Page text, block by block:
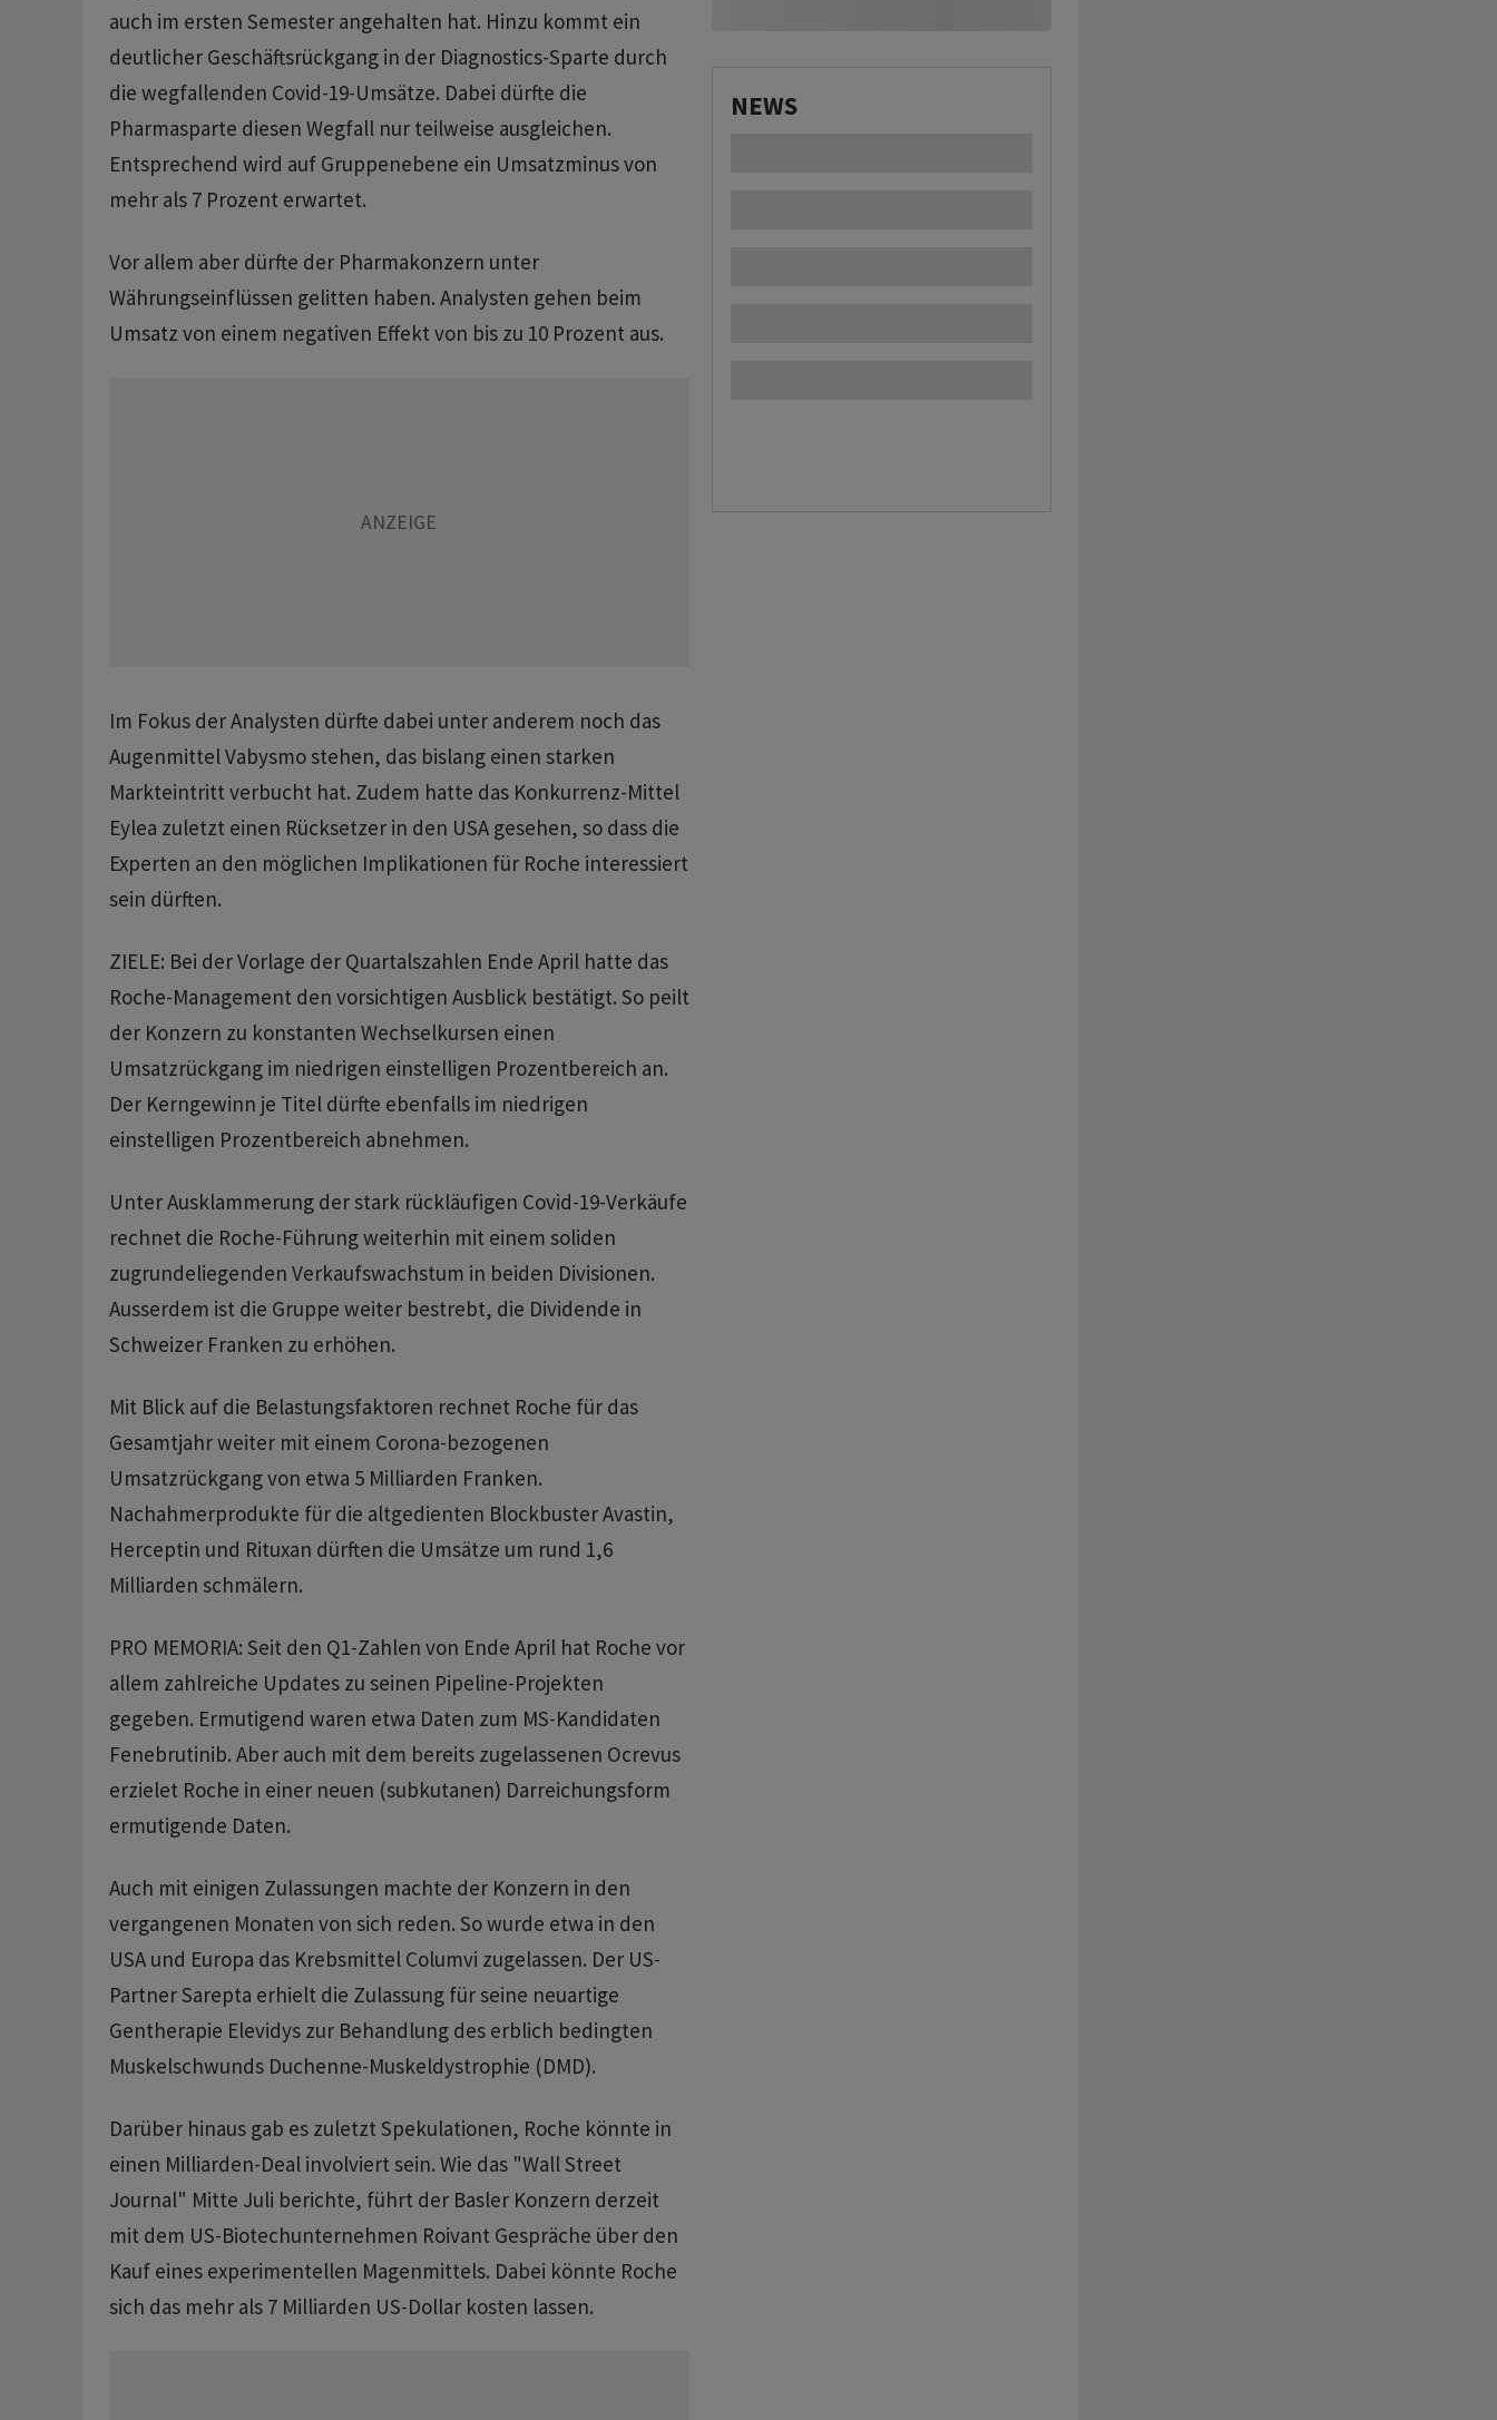
auch im ersten Semester angehalten hat. Hinzu kommt ein
deutlicher Geschäftsrückgang in der Diagnostics-Sparte durch
die wegfallenden Covid-19-Umsätze. Dabei dürfte die
Pharmasparte diesen Wegfall nur teilweise ausgleichen.
Entsprechend wird auf Gruppenebene ein Umsatzminus von
mehr als 7 Prozent erwartet.
Vor allem aber dürfte der Pharmakonzern unter
Währungseinflüssen gelitten haben. Analysten gehen beim
Umsatz von einem negativen Effekt von bis zu 10 Prozent aus.
Im Fokus der Analysten dürfte dabei unter anderem noch das
Augenmittel Vabysmo stehen, das bislang einen starken
Markteintritt verbucht hat. Zudem hatte das Konkurrenz-Mittel
Eylea zuletzt einen Rücksetzer in den USA gesehen, so dass die
Experten an den möglichen Implikationen für Roche interessiert
sein dürften.
ZIELE: Bei der Vorlage der Quartalszahlen Ende April hatte das
Roche-Management den vorsichtigen Ausblick bestätigt. So peilt
der Konzern zu konstanten Wechselkursen einen
Umsatzrückgang im niedrigen einstelligen Prozentbereich an.
Der Kerngewinn je Titel dürfte ebenfalls im niedrigen
einstelligen Prozentbereich abnehmen.
Unter Ausklammerung der stark rückläufigen Covid-19-Verkäufe
rechnet die Roche-Führung weiterhin mit einem soliden
zugrundeliegenden Verkaufswachstum in beiden Divisionen.
Ausserdem ist die Gruppe weiter bestrebt, die Dividende in
Schweizer Franken zu erhöhen.
Mit Blick auf die Belastungsfaktoren rechnet Roche für das
Gesamtjahr weiter mit einem Corona-bezogenen
Umsatzrückgang von etwa 5 Milliarden Franken.
Nachahmerprodukte für die altgedienten Blockbuster Avastin,
Herceptin und Rituxan dürften die Umsätze um rund 1,6
Milliarden schmälern.
PRO MEMORIA: Seit den Q1-Zahlen von Ende April hat Roche vor
allem zahlreiche Updates zu seinen Pipeline-Projekten
gegeben. Ermutigend waren etwa Daten zum MS-Kandidaten
Fenebrutinib. Aber auch mit dem bereits zugelassenen Ocrevus
erzielet Roche in einer neuen (subkutanen) Darreichungsform
ermutigende Daten.
Auch mit einigen Zulassungen machte der Konzern in den
vergangenen Monaten von sich reden. So wurde etwa in den
USA und Europa das Krebsmittel Columvi zugelassen. Der US-
Partner Sarepta erhielt die Zulassung für seine neuartige
Gentherapie Elevidys zur Behandlung des erblich bedingten
Muskelschwunds Duchenne-Muskeldystrophie (DMD).
Darüber hinaus gab es zuletzt Spekulationen, Roche könnte in
einen Milliarden-Deal involviert sein. Wie das "Wall Street
Journal" Mitte Juli berichte, führt der Basler Konzern derzeit
mit dem US-Biotechunternehmen Roivant Gespräche über den
Kauf eines experimentellen Magenmittels. Dabei könnte Roche
sich das mehr als 7 Milliarden US-Dollar kosten lassen.
NEWS